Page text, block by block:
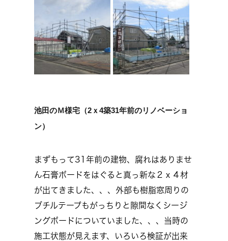
池田のＭ様宅（2ｘ4築31年前のリノベーショ
ン）
まずもって31年前の建物、腐れはありませ
ん石膏ボードをはぐると真っ新な２ｘ４材
が出てきました、、、外部も樹脂窓周りの
ブチルテープもがっちりと隙間なくシージ
ングボードについていました、、、当時の
施工状態が見えます、いろいろ検証が出来